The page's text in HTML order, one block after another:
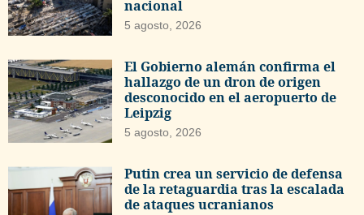
nacional
5 agosto, 2026
El Gobierno alemán confirma el
hallazgo de un dron de origen
desconocido en el aeropuerto de
Leipzig
5 agosto, 2026
Putin crea un servicio de defensa
de la retaguardia tras la escalada
de ataques ucranianos